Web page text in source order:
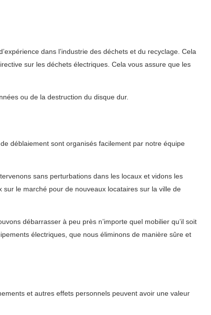
dans l’industrie des déchets et du recyclage. Cela
sur les déchets électriques. Cela vous assure que les
ou de la destruction du disque dur.
déblaiement sont organisés facilement par notre équipe
sans perturbations dans les locaux et vidons les
le marché pour de nouveaux locataires sur la ville de
débarrasser à peu près n’importe quel mobilier qu’il soit
électriques, que nous éliminons de manière sûre et
et autres effets personnels peuvent avoir une valeur